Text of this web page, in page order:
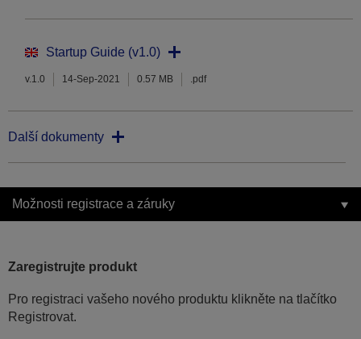
Startup Guide (v1.0)
v.1.0 14-Sep-2021 0.57 MB .pdf
Další dokumenty
Možnosti registrace a záruky
Zaregistrujte produkt
Pro registraci vašeho nového produktu klikněte na tlačítko
Registrovat.